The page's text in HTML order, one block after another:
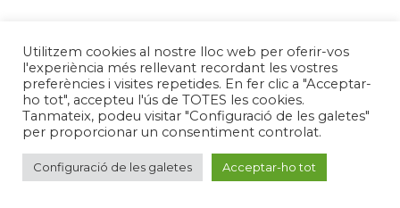
Utilitzem cookies al nostre lloc web per oferir-vos
l'experiència més rellevant recordant les vostres
preferències i visites repetides. En fer clic a "Acceptar-
ho tot", accepteu l'ús de TOTES les cookies.
Tanmateix, podeu visitar "Configuració de les galetes"
per proporcionar un consentiment controlat.
Configuració de les galetes Acceptar-ho tot